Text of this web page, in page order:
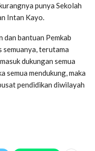
punya Sekolah
Intan Kayo.
dan bantuan Pemkab
terutama
dukungan semua
semua mendukung, maka
pendidikan diwilayah